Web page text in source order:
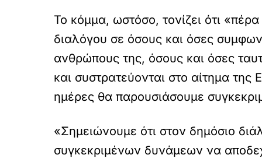
Το κόμμα, ωστόσο, τονίζει ότι
διαλόγου σε όσους και όσες
ανθρώπους της, όσους και όσες
και συστρατεύονται στο αίτημα
ημέρες θα παρουσιάσουμε
«Σημειώνουμε ότι στον δημόσιο
συγκεκριμένων δυνάμεων να